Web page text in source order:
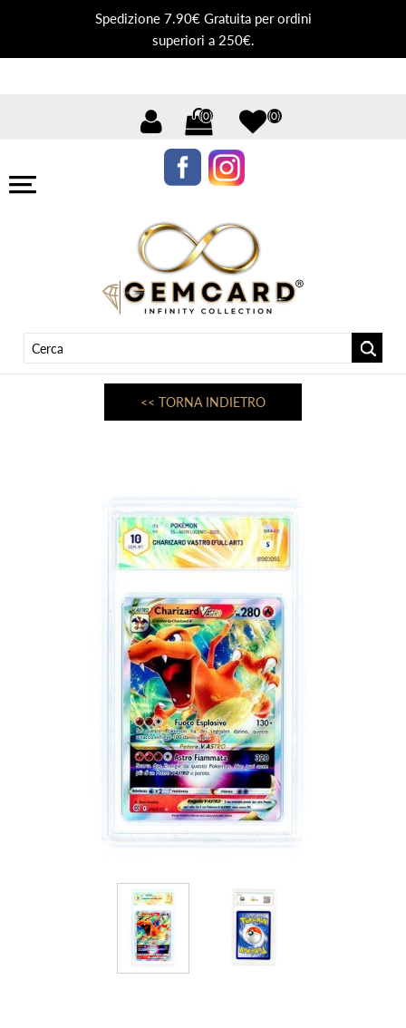
Spedizione 7.90€ Gratuita per ordini
superiori a 250€.
(0) (0)
<< TORNA INDIETRO